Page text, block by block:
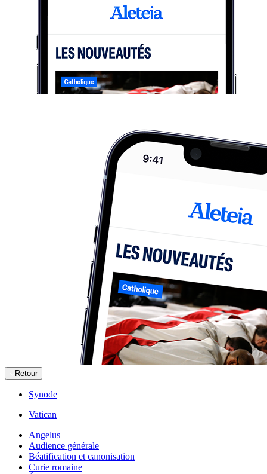
Retour
Synode
Vatican
Angelus
Audience générale
Béatification et canonisation
Curie romaine